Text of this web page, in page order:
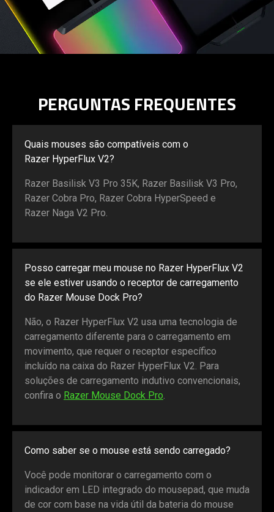
PERGUNTAS FREQUENTES
Quais mouses são compatíveis com o
Razer HyperFlux V2?
Razer Basilisk V3 Pro 35K, Razer Basilisk V3 Pro,
Razer Cobra Pro, Razer Cobra HyperSpeed e
Razer Naga V2 Pro.
Posso carregar meu mouse no Razer HyperFlux V2
se ele estiver usando o receptor de carregamento
do Razer Mouse Dock Pro?
Não, o Razer HyperFlux V2 usa uma tecnologia de
carregamento diferente para o carregamento em
movimento, que requer o receptor específico
incluído na caixa do Razer HyperFlux V2. Para
soluções de carregamento indutivo convencionais,
confira o Razer Mouse Dock Pro.
Como saber se o mouse está sendo carregado?
Você pode monitorar o carregamento com o
indicador em LED integrado do mousepad, que muda
de cor com base na vida útil da bateria do mouse